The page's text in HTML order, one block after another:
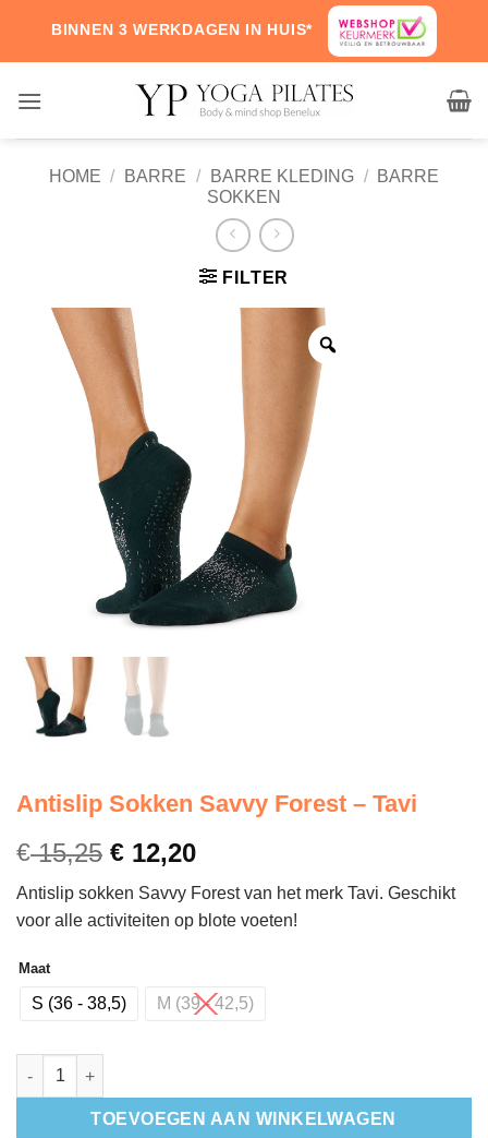
content
BINNEN 3 WERKDAGEN IN HUIS*
HOME / BARRE / BARRE KLEDING /
BARRE
SOKKEN
FILTER
Antislip Sokken Savvy Forest – Tavi
€15,25 € 12,20
Antislip sokken Savvy Forest van het merk Tavi. Geschikt
voor alle activiteiten op blote voeten!
Maat
S (36 - 38,5) M (39 - 42,5)
Antislip Sokken Savvy Forest - Tavi aantal
TOEVOEGEN AAN WINKELWAGEN